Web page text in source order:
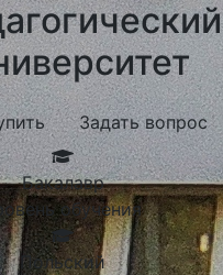
Задать вопрос
Бакалавр
обучения
Польский